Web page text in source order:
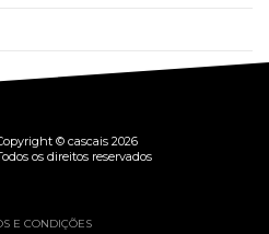
© cascais 2026
os direitos reservados
E CONDIÇÕES